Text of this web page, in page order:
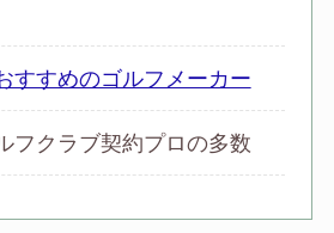
すすめのゴルフメーカー
フクラブ契約プロの多数